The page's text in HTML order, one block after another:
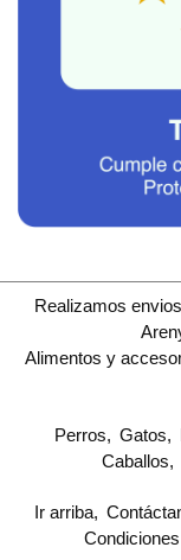
Realizamos
Alimentos y
Perros Gatos
Caballos
Ir arriba